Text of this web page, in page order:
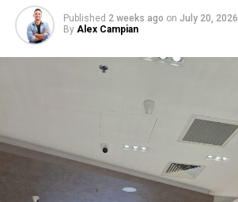
Published 2 weeks ago on July 20, 2026
By Alex Campian